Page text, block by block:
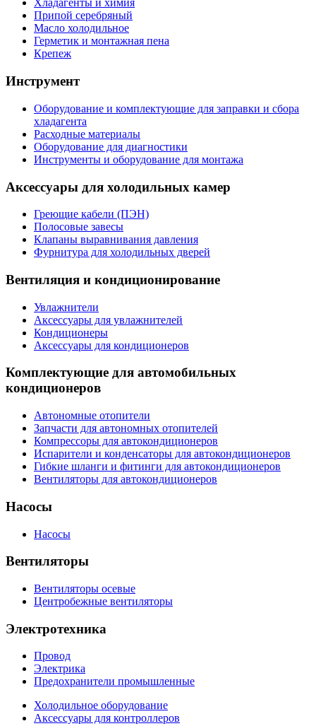
Хладагенты и химия
Припой серебряный
Масло холодильное
Герметик и монтажная пена
Крепеж
Инструмент
Оборудование и комплектующие для заправки и сбора
хладагента
Расходные материалы
Оборудование для диагностики
Инструменты и оборудование для монтажа
Аксессуары для холодильных камер
Греющие кабели (ПЭН)
Полосовые завесы
Клапаны выравнивания давления
Фурнитура для холодильных дверей
Вентиляция и кондиционирование
Увлажнители
Аксессуары для увлажнителей
Кондиционеры
Аксессуары для кондиционеров
Комплектующие для автомобильных
кондиционеров
Автономные отопители
Запчасти для автономных отопителей
Компрессоры для автокондиционеров
Испарители и конденсаторы для автокондиционеров
Гибкие шланги и фитинги для автокондиционеров
Вентиляторы для автокондиционеров
Насосы
Насосы
Вентиляторы
Вентиляторы осевые
Центробежные вентиляторы
Электротехника
Провод
Электрика
Предохранители промышленные
Холодильное оборудование
Аксессуары для контроллеров